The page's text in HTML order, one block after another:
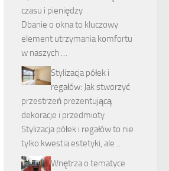
czasu i pieniędzy
Dbanie o okna to kluczowy
element utrzymania komfortu
w naszych …
Stylizacja półek i
regałów: Jak stworzyć
przestrzeń prezentującą
dekoracje i przedmioty
Stylizacja półek i regałów to nie
tylko kwestia estetyki, ale …
Wnętrza o tematyce